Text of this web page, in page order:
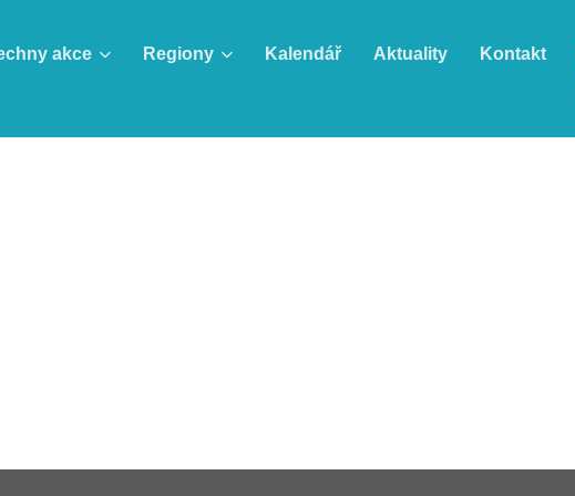
akce Regiony Kalendář Aktuality Kontakt